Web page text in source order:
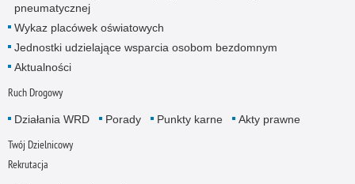
pneumatycznej
Wykaz placówek oświatowych
Jednostki udzielające wsparcia osobom bezdomnym
Aktualności
Ruch Drogowy
Działania WRD Porady Punkty karne Akty prawne
Twój Dzielnicowy
Rekrutacja